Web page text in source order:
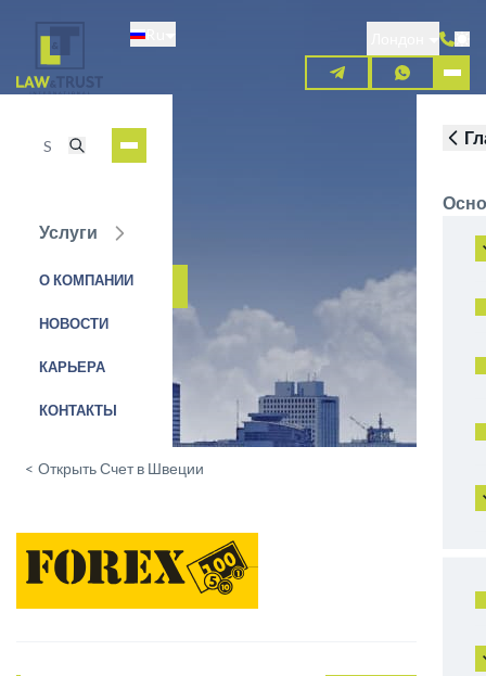
основному
содержанию
Услуги
О КОМПАНИИ
НОВОСТИ
КАРЬЕРА
КОНТАКТЫ
Forex Bank
ЗАЯВКА НА УСЛУГУ
< Открыть Счет в Швеции